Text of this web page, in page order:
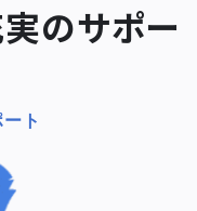
実のサポー
ト